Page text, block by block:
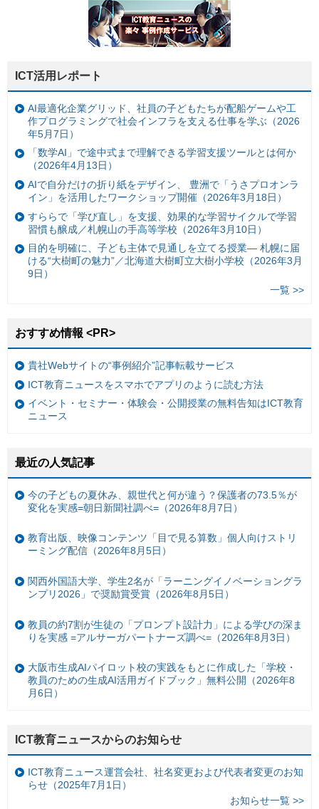
ICT活用レポート
AI最適化企業グリッド、社員の子どもたちが配船ゲームや工
作プログラミングで社会インフラを支える仕事を学ぶ（2026
年5月7日）
「数学AI」で途中式まで理解できる学習支援ツールとは何か
（2026年4月13日）
AIで自分だけの折り紙をデザイン、 豊洲で「うさプロオンラ
イン」を活用したワークショップ開催（2026年3月18日）
すららで「学び直し」を支援、効果的な学習サイクルで学習
習慣も醸成／札幌山の手高等学校（2026年3月10日）
目的を明確に、子ども主体で見通しを立てる授業— 札幌に届
ける“大樹町の魅力”／北海道大樹町立大樹小学校（2026年3月
9日）
一覧 >>
おすすめ情報 <PR>
貴社Webサイトの“事例紹介”記事転載サービス
ICT教育ニュースをスマホでアプリのように読む方法
イベント・セミナー・体験会・公開授業の無料告知はICT教育
ニュース
最近の人気記事
今の子どもの夏休み、親世代と何が違う？保護者の73.5％が
変化を実感=朝日新聞社調べ=（2026年8月7日）
教育出版、映像コンテンツ「目で見る算数」個人向けストリ
ーミング配信（2026年8月5日）
関西外国語大学、学生2名が「ラーニングイノベーショングラ
ンプリ2026」で奨励賞受賞（2026年8月5日）
教員の約7割が生徒の「プロンプト設計力」による学びの深ま
りを実感 =アルサーガパートナーズ調べ=（2026年8月3日）
大阪市生成AIパイロット校の実践をもとに作成した「学校・
教員のための生成AI活用ガイドブック」無料公開（2026年8
月6日）
ICT教育ニュースからのお知らせ
ICT教育ニュース運営会社、社名変更および代表者変更のお知
らせ（2025年7月1日）
お知らせ一覧 >>